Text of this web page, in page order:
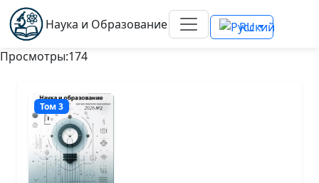
Наука и Образование
RU
Просмотры:174
Том 3